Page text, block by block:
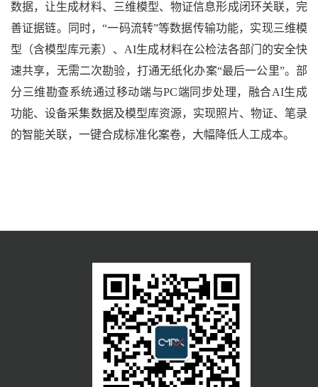
数据，让生成材料、三维模型、物证信息形成闭环关联，完
善证据链。同时，“一码流转”等数据传输功能，实现三维模
型（含模型库元素）、AI生成材料在公检法各部门的安全快
速共享，无需二次勘验，打通无纸化办案“最后一公里”。部
分三维勘查系统通过移动端与PC端同步处理，融合AI生成
功能、设备采集数据及模型库资源，实现照片、物证、笔录
的智能关联，一键合成标准化案卷，大幅降低人工成本。